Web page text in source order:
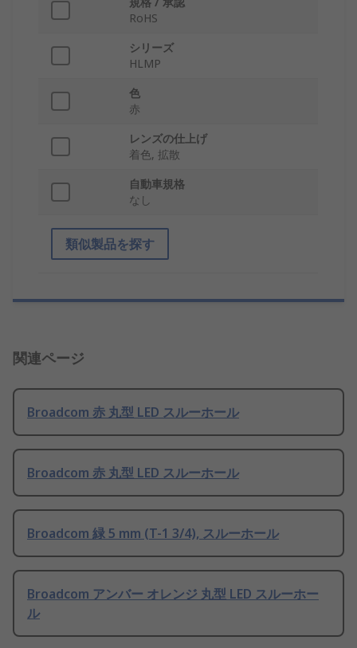
RoHS
シリーズ
HLMP
色
赤
レンズの仕上げ
着色, 拡散
自動車規格
なし
類似製品を探す
関連ページ
Broadcom 赤 丸型 LED スルーホール
Broadcom 赤 丸型 LED スルーホール
Broadcom 緑 5 mm (T-1 3/4), スルーホール
Broadcom アンバー オレンジ 丸型 LED スルーホー
ル